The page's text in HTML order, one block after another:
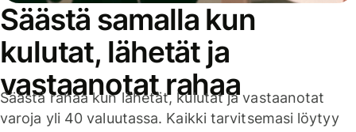
Säästä samalla kun
kulutat, lähetät ja
vastaanotat rahaa
Säästä rahaa kun lähetät, kulutat ja vastaanotat
varoja yli 40 valuutassa. Kaikki tarvitsemasi löytyy